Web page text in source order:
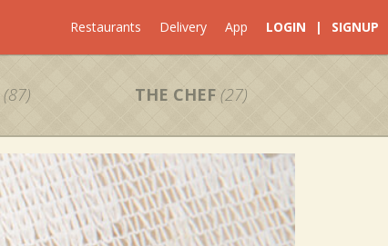
Restaurants Delivery App LOGIN | SIGNUP
(87) THE CHEF (27)